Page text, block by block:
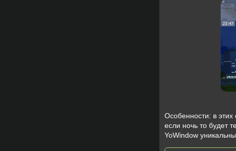
Особенности: в этих
если ночь то будет
YoWindow